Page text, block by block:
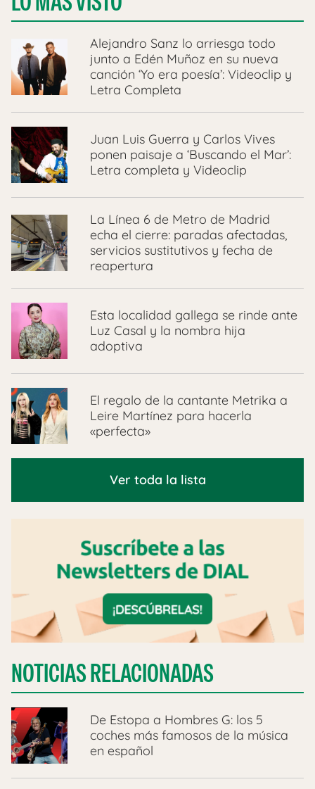
Alejandro Sanz lo arriesga todo
junto a Edén Muñoz en su nueva
canción ‘Yo era poesía’: Videoclip y
Letra Completa
Juan Luis Guerra y Carlos Vives
ponen paisaje a ‘Buscando el Mar’:
Letra completa y Videoclip
La Línea 6 de Metro de Madrid
echa el cierre: paradas afectadas,
servicios sustitutivos y fecha de
reapertura
Esta localidad gallega se rinde ante
Luz Casal y la nombra hija
adoptiva
El regalo de la cantante Metrika a
Leire Martínez para hacerla
«perfecta»
Ver toda la lista
NOTICIAS RELACIONADAS
De Estopa a Hombres G: los 5
coches más famosos de la música
en español